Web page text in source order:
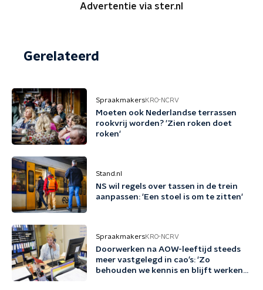
Advertentie via ster.nl
Gerelateerd
SpraakmakersKRO-NCRV
Moeten ook Nederlandse terrassen
rookvrij worden? 'Zien roken doet
roken'
Stand.nl
NS wil regels over tassen in de trein
aanpassen: 'Een stoel is om te zitten'
SpraakmakersKRO-NCRV
Doorwerken na AOW-leeftijd steeds
meer vastgelegd in cao’s: 'Zo
behouden we kennis en blijft werken